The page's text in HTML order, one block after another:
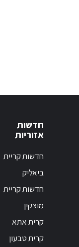
חדשות
אזוריות
חדשות קריית
ביאליק
חדשות קריית
מוצקין
קרית אתא
קרית טבעון